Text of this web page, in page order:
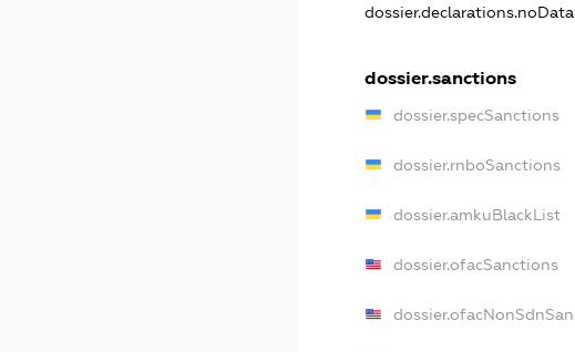
dossier.declarations.noData
dossier.sanctions
dossier.specSanctions
dossier.rnboSanctions
dossier.amkuBlackList
dossier.ofacSanctions